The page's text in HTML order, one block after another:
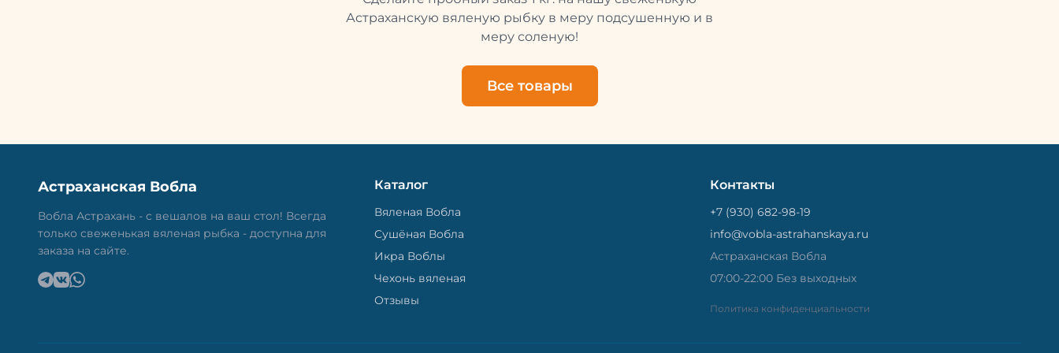
рыбу упаковывают в специальный
пакет, чтобы она не портилась и не
не просто вкусная еда, но и
пример того, как можно сочетать
старые рецепты и современные
вкусно.
Астраханскую вяленую рыбку в меру подсушенную и в
меру соленую!
Все товары
Астраханская Вобла
Вобла Астрахань - с вешалов на ваш стол! Всегда
только свеженькая вяленая рыбка - доступна для
заказа на сайте.
Каталог
Вяленая Вобла
Сушёная Вобла
Икра Воблы
Чехонь вяленая
Отзывы
Контакты
+7 (930) 682-98-19
info@vobla-astrahanskaya.ru
Астраханская Вобла
07:00-22:00 Без выходных
Политика конфиденциальности